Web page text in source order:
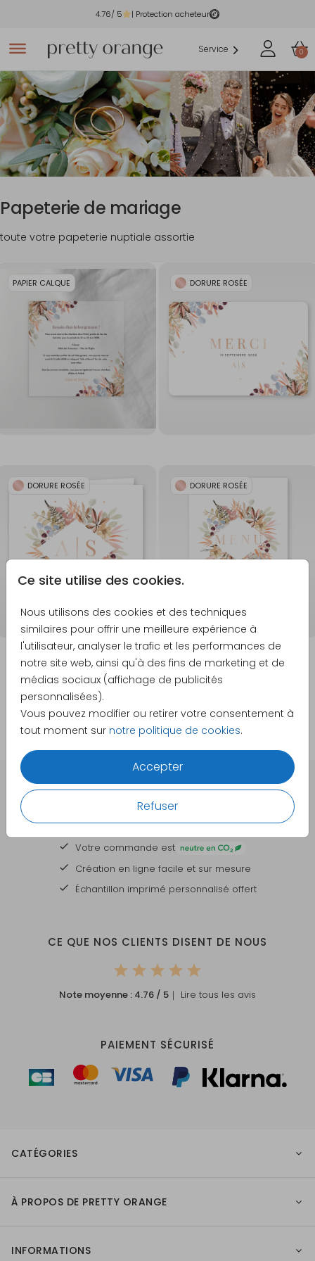
4.76/ 5 | Protection acheteur
Service 0
Ce site utilise des cookies.
Nous utilisons des cookies et des techniques
similaires pour offrir une meilleure expérience à
l'utilisateur, analyser le trafic et les performances de
notre site web, ainsi qu'à des fins de marketing et de
médias sociaux (affichage de publicités
personnalisées).
Vous pouvez modifier ou retirer votre consentement à
tout moment sur notre politique de cookies.
Accepter
Refuser
Papeterie de mariage
toute votre papeterie nuptiale assortie
PAPIER CALQUE DORURE ROSÉE
DORURE ROSÉE DORURE ROSÉE
DES CARTES À PERSONNALISER POUR TOUTES VOS
Votre commande est
Création en ligne facile et sur mesure
Échantillon imprimé personnalisé offert
CE QUE NOS CLIENTS DISENT DE NOUS
Note moyenne : 4.76 / 5 ｜ Lire tous les avis
PAIEMENT SÉCURISÉ
CATÉGORIES
À PROPOS DE PRETTY ORANGE
INFORMATIONS